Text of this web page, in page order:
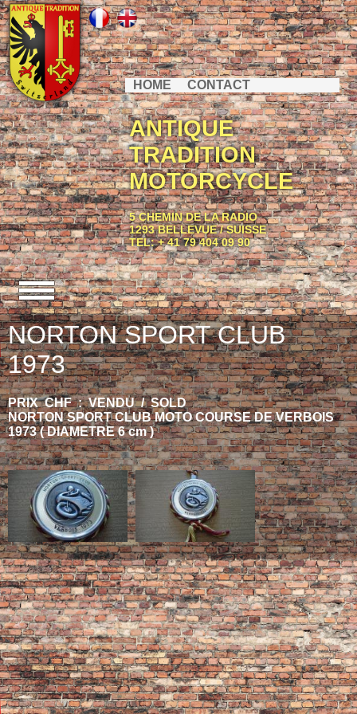
HOME CONTACT
ANTIQUE
TRADITION
MOTORCYCLE
5 CHEMIN DE LA RADIO
1293 BELLEVUE / SUISSE
TEL: + 41 79 404 09 90
NORTON SPORT CLUB
1973
PRIX CHF : VENDU / SOLD
NORTON SPORT CLUB MOTO COURSE DE VERBOIS
1973 ( DIAMETRE 6 cm )